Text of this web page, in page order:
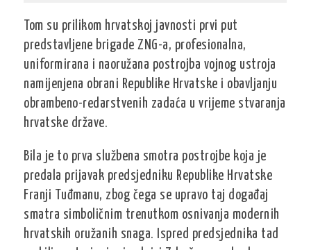
Tom su prilikom hrvatskoj javnosti prvi put
predstavljene brigade ZNG-a, profesionalna,
uniformirana i naoružana postrojba vojnog ustroja
namijenjena obrani Republike Hrvatske i obavljanju
obrambeno-redarstvenih zadaća u vrijeme stvaranja
hrvatske države.
Bila je to prva službena smotra postrojbe koja je
predala prijavak predsjedniku Republike Hrvatske
Franji Tuđmanu, zbog čega se upravo taj događaj
smatra simboličnim trenutkom osnivanja modernih
hrvatskih oružanih snaga. Ispred predsjednika tad